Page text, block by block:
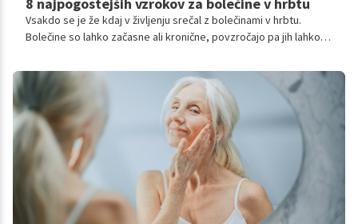
Vsakdo se je že kdaj v življenju srečal z bolečinami v hrbtu.
Bolečine so lahko začasne ali kronične, povzročajo pa jih lahko